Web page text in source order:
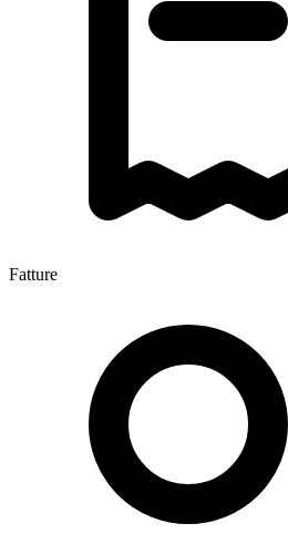
Fatture